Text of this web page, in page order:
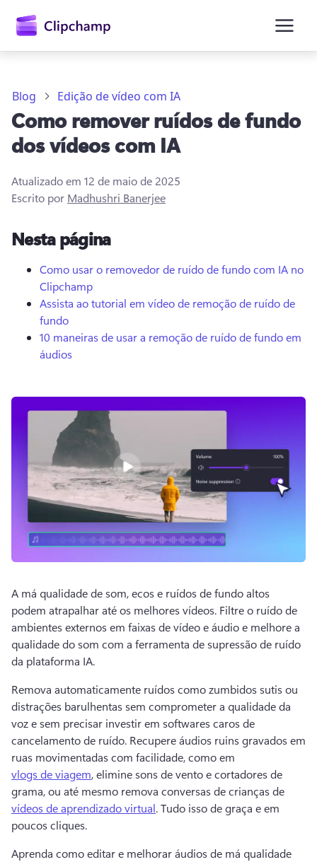
conteúdo
principal
Experimentar gratuitamente
Blog Edição de vídeo com IA
Como remover ruídos de fundo
dos vídeos com IA
Atualizado em 12 de maio de 2025
Escrito por Madhushri Banerjee
Nesta página
Como usar o removedor de ruído de fundo com IA no
Clipchamp
Assista ao tutorial em vídeo de remoção de ruído de
fundo
10 maneiras de usar a remoção de ruído de fundo em
áudios
A má qualidade de som, ecos e ruídos de fundo altos
podem atrapalhar até os melhores vídeos. Filtre o ruído de
ambientes externos em faixas de vídeo e áudio e melhore a
qualidade do som com a ferramenta de supressão de ruído
da plataforma IA.
Remova automaticamente ruídos como zumbidos sutis ou
distrações barulhentas sem comprometer a qualidade da
voz e sem precisar investir em softwares caros de
cancelamento de ruído. Recupere áudios ruins gravados em
ruas movimentadas com facilidade, como em
vlogs de viagem, elimine sons de vento e cortadores de
grama, ou até mesmo remova conversas de crianças de
vídeos de aprendizado virtual. Tudo isso de graça e em
poucos cliques.
Aprenda como editar e melhorar áudios de má qualidade